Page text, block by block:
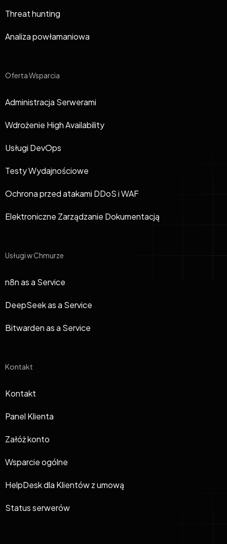
Threat hunting
Analiza powłamaniowa
Oferta Wsparcia
Administracja Serwerami
Wdrożenie High Availability
Usługi DevOps
Testy Wydajnościowe
Ochrona przed atakami DDoS i WAF
Elektroniczne Zarządzanie Dokumentacją
Usługi w Chmurze
n8n as a Service
DeepSeek as a Service
Bitwarden as a Service
Kontakt
Kontakt
Panel Klienta
Załóż konto
Wsparcie ogólne
HelpDesk dla Klientów z umową
Status serwerów